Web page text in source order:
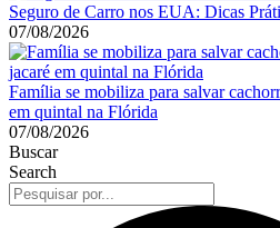
Seguro de Carro nos EUA: Dicas
07/08/2026
Família se mobiliza para salvar
em quintal na Flórida
07/08/2026
Buscar
Search